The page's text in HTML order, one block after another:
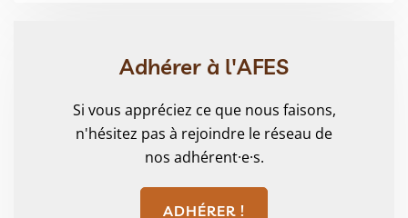
Adhérer à l'AFES
Si vous appréciez ce que nous faisons,
n'hésitez pas à rejoindre le réseau de
nos adhérent·e·s.
ADHÉRER !